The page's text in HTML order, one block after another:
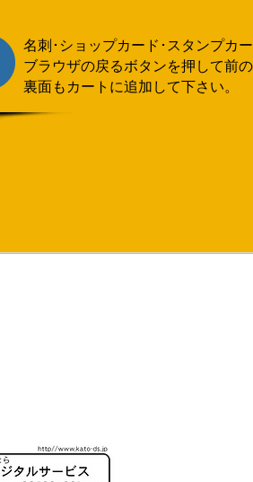
名刺･ショップカード･スタンプカ
ブラウザの戻るボタンを押して前
裏面もカートに追加して下さい。